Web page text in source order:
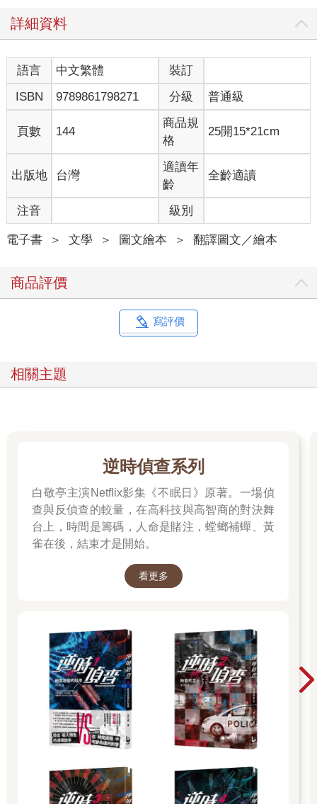
詳細資料
語言 中文繁體
裝訂
ISBN
9789861798271 分級 普通級
頁數 144
商品規
格
25開15*21cm
出版地 台灣
適讀年
齡
全齡適讀
注音 級別
電子書 ＞ 文學 ＞ 圖文繪本 ＞ 翻譯圖文／繪本
商品評價
寫評價
相關主題
逆時偵查系列
白敬亭主演Netflix影集《不眠日》原著。一場偵
查與反偵查的較量，在高科技與高智商的對決舞
台上，時間是籌碼，人命是賭注，螳螂補蟬、黃
雀在後，結束才是開始。
看更多